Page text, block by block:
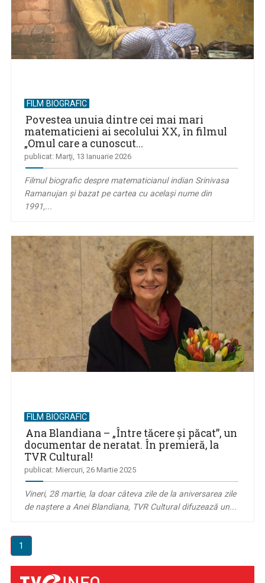
FILM BIOGRAFIC
Povestea unuia dintre cei mai mari
matematicieni ai secolului XX, în filmul
„Omul care a cunoscut...
publicat: Marţi, 13 Ianuarie 2026
Filmul biografic despre matematicianul indian Srinivasa
Ramanujan şi bazat pe cartea cu același nume din
1991,...
FILM BIOGRAFIC
Ana Blandiana – „Între tăcere şi păcat”, un
documentar de neratat. În premieră, la
TVR Cultural!
publicat: Miercuri, 26 Martie 2025
Vineri, 28 martie, la doar câteva zile de la aniversarea zile
de naştere a Anei Blandiana, TVR Cultural difuzează un...
1